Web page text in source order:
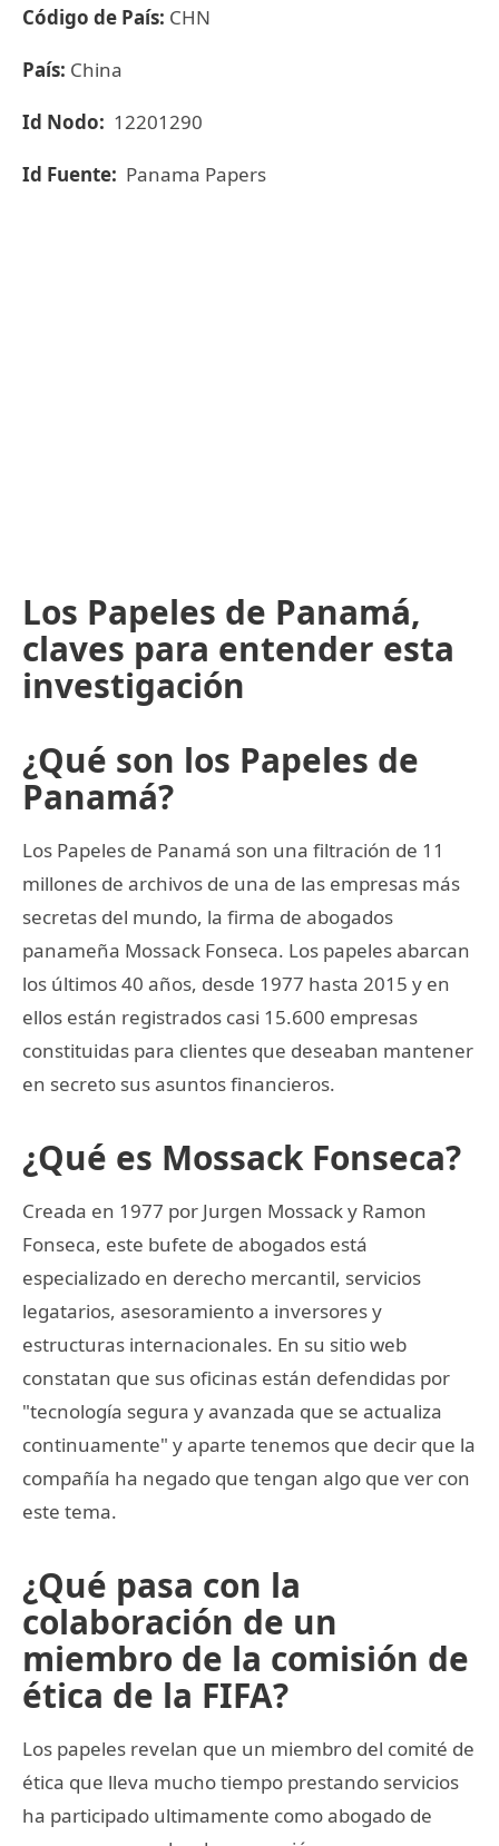
Código de País: CHN
País: China
Id Nodo: 12201290
Id Fuente: Panama Papers
Los Papeles de Panamá,
claves para entender esta
investigación
¿Qué son los Papeles de
Panamá?
Los Papeles de Panamá son una filtración de 11
millones de archivos de una de las empresas más
secretas del mundo, la firma de abogados
panameña Mossack Fonseca. Los papeles abarcan
los últimos 40 años, desde 1977 hasta 2015 y en
ellos están registrados casi 15.600 empresas
constituidas para clientes que deseaban mantener
en secreto sus asuntos financieros.
¿Qué es Mossack Fonseca?
Creada en 1977 por Jurgen Mossack y Ramon
Fonseca, este bufete de abogados está
especializado en derecho mercantil, servicios
legatarios, asesoramiento a inversores y
estructuras internacionales. En su sitio web
constatan que sus oficinas están defendidas por
"tecnología segura y avanzada que se actualiza
continuamente" y aparte tenemos que decir que la
compañía ha negado que tengan algo que ver con
este tema.
¿Qué pasa con la
colaboración de un
miembro de la comisión de
ética de la FIFA?
Los papeles revelan que un miembro del comité de
ética que lleva mucho tiempo prestando servicios
ha participado ultimamente como abogado de